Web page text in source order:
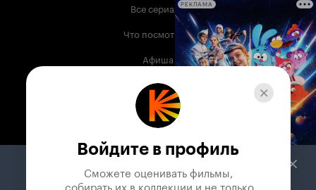
Все сериалы
Что посмотреть
Афиша
Музыка
Телепрограмма
Служба поддержки
РЕКЛАМА
Войдите в профиль
Сможете оценивать фильмы,
собирать их в коллекции и не только